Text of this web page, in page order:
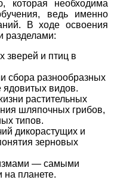
которая необходима
ведь именно
В ходе освоения
разделами:
зверей и птиц в
сбора разнообразных
ядовитых видов.
растительных
шляпочных грибов,
типов.
дикорастущих и
зерновых
— самыми
планете.